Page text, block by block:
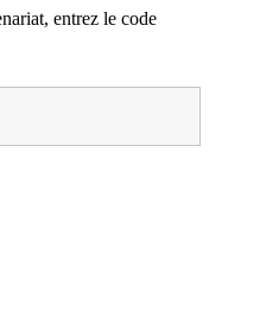
entrez le code